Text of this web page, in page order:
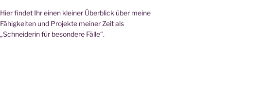
Hier findet Ihr einen kleiner Überblick über meine
Fähigkeiten und Projekte meiner Zeit als
„Schneiderin für besondere Fälle“.